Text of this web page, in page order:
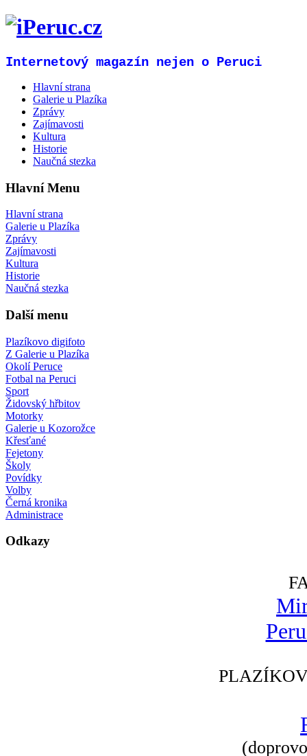
Internetový magazín nejen o Peruci
Hlavní strana
Galerie u Plazíka
Zprávy
Zajímavosti
Kultura
Historie
Naučná stezka
Hlavní Menu
Hlavní strana
Galerie u Plazíka
Zprávy
Zajímavosti
Kultura
Historie
Naučná stezka
Další menu
Plazíkovo digifoto
Z Galerie u Plazíka
Okolí Peruce
Fotbal na Peruci
Sport
Židovský hřbitov
Motorky
Galerie u Kozorožce
Křesťané
Fejetony
Školy
Povídky
Volby
Černá kronika
Administrace
Odkazy